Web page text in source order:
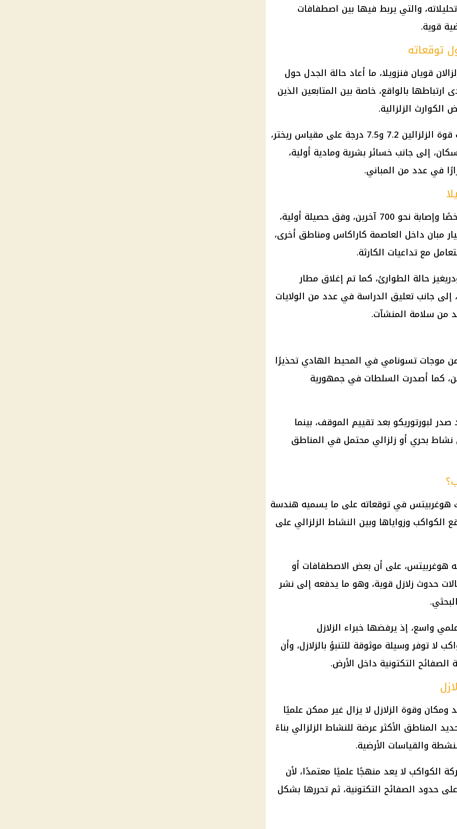
والتي يربط فيها بين اصطفافات
قوية.
توقعاته
قويان فنزويلا، ما أعاد حالة الجدل حول
بالواقع، خاصة بين المتابعين الذين
الزلزالية.
وبحسب المعلومات المتداولة، بلغت قوة الزلزالين 7.2 و7.5 درجة على مقياس ريختر،
إلى جانب خسائر بشرية ومادية أولية،
في عدد من المباني.
أسفر زلزالا فنزويلا عن مقتل 32 شخصًا وإصابة نحو 700 آخرين، وفق حصيلة أولية،
مبان داخل العاصمة كاراكاس ومناطق أخرى،
مع تداعيات الكارثة.
حالة الطوارئ، كما تم إغلاق مطار
جانب تعليق الدراسة في عدد من الولايات
من سلامة المنشآت.
من موجات تسونامي في المحيط الهادي تحذيرًا
كما أصدرت السلطات في جمهورية
لبورتوريكو بعد تقييم الموقف، بينما
بحري أو زلزالي محتمل في المناطق
هوغربيتس في توقعاته على ما يسميه هندسة
وزواياها وبين النشاط الزلزالي على
هوغربيتس، على أن بعض الاصطفافات أو
حدوث زلازل قوية، وهو ما يدفعه إلى نشر
واسع، إذ يرفضها خبراء الزلازل
لا توفر وسيلة موثوقة للتنبؤ بالزلازل، وأن
الصفائح التكتونية داخل الأرض.
ومكان وقوة الزلازل لا يزال غير ممكن علميًا
المناطق الأكثر عرضة للنشاط الزلزالي بناءً
والقياسات الأرضية.
الكواكب لا يعد منهجًا علميًا معتمدًا، لأن
حدود الصفائح التكتونية، ثم تحررها بشكل